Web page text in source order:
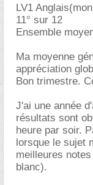
LV1
11° sur 12
Ensemble
Ma moyenne
appréciation
Bon trimestre.
J'ai une année
résultats sont
heure par soir.
lorsque le sujet
meilleures
blanc).